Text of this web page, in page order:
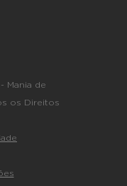
Mania de
os Direitos